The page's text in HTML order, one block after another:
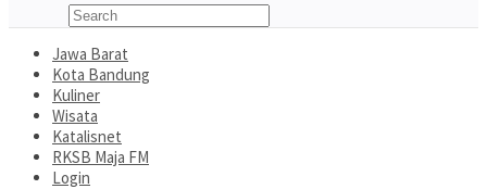
Jawa Barat
Kota Bandung
Kuliner
Wisata
Katalisnet
RKSB Maja FM
Login